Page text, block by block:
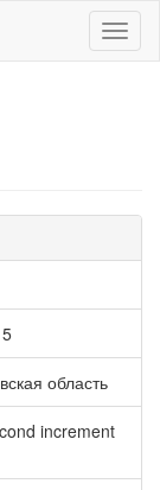
область
increment